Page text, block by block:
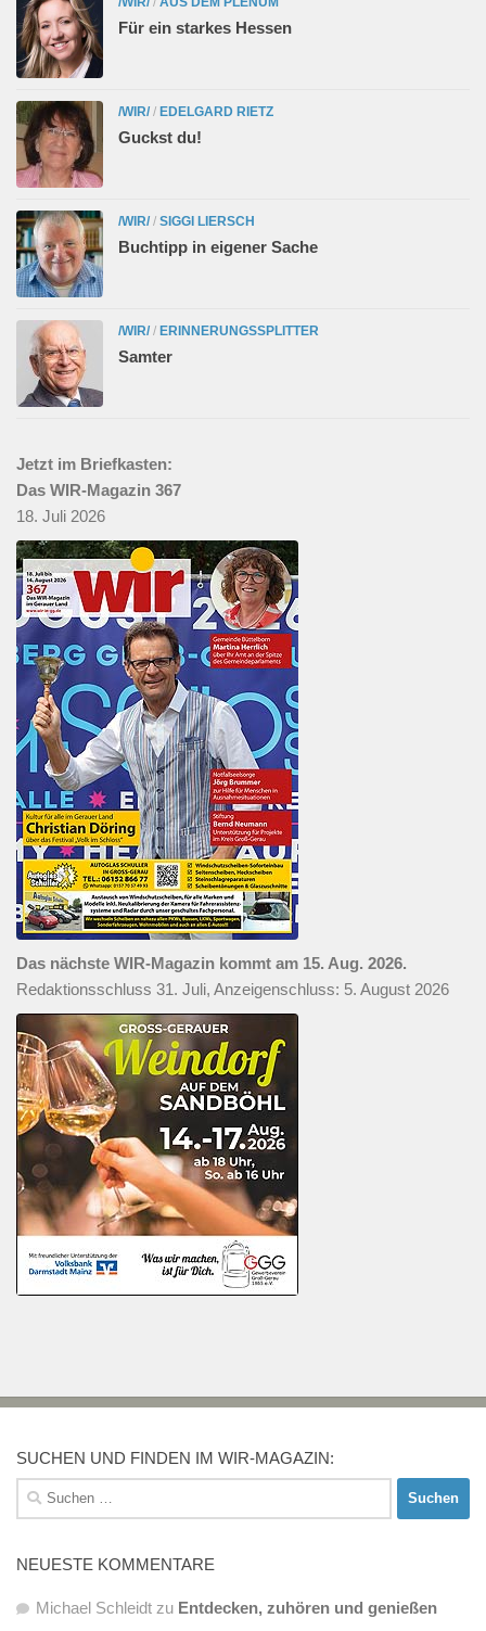
Für ein starkes Hessen
/WIR/ / EDELGARD RIETZ
Guckst du!
/WIR/ / SIGGI LIERSCH
Buchtipp in eigener Sache
/WIR/ / ERINNERUNGSSPLITTER
Samter
Jetzt im Briefkasten:
Das WIR-Magazin 367
18. Juli 2026
Das nächste WIR-Magazin kommt am 15. Aug. 2026.
Redaktionsschluss 31. Juli, Anzeigenschluss: 5. August 2026
SUCHEN UND FINDEN IM WIR-MAGAZIN:
Suchen
nach:
NEUESTE KOMMENTARE
Michael Schleidt zu Entdecken, zuhören und genießen